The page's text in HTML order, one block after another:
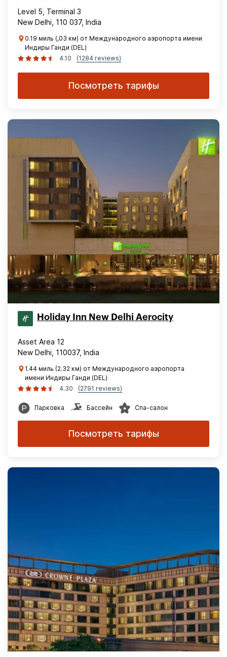
Level 5, Terminal 3
New Delhi, 110 037, India
0.19 миль (,03 км) от Международного аэропорта имени
Индиры Ганди (DEL)
4.10
(1284 reviews)
Посмотреть тарифы
Holiday Inn New Delhi Aerocity
Asset Area 12
New Delhi, 110037, India
1.44 миль (2.32 км) от Международного аэропорта
имени Индиры Ганди (DEL)
4.30
(2791 reviews)
Парковка Бассейн Спа-салон
Посмотреть тарифы